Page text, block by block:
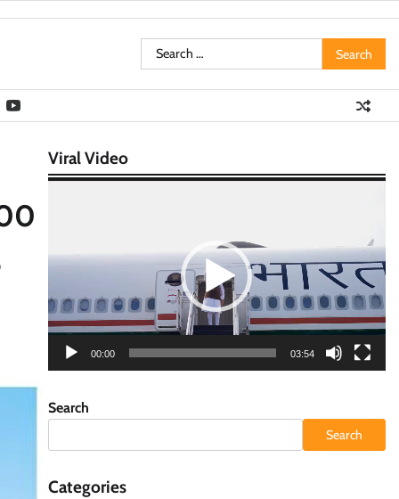
Search
for:
Viral Video
00:00 03:54
Search
Search
Categories